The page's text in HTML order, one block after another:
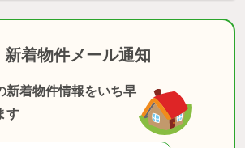
新着物件メール通知
新着物件情報をいち早
す